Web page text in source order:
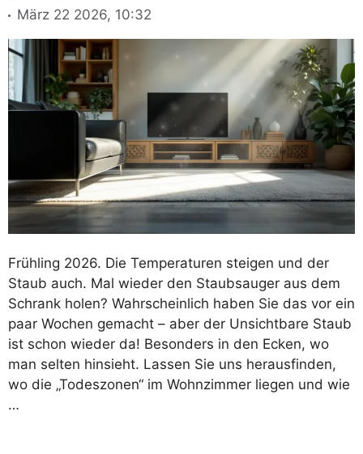
März 22 2026, 10:32
Frühling 2026. Die Temperaturen steigen und der
Staub auch. Mal wieder den Staubsauger aus dem
Schrank holen? Wahrscheinlich haben Sie das vor ein
paar Wochen gemacht – aber der Unsichtbare Staub
ist schon wieder da! Besonders in den Ecken, wo
man selten hinsieht. Lassen Sie uns herausfinden,
wo die „Todeszonen“ im Wohnzimmer liegen und wie
…